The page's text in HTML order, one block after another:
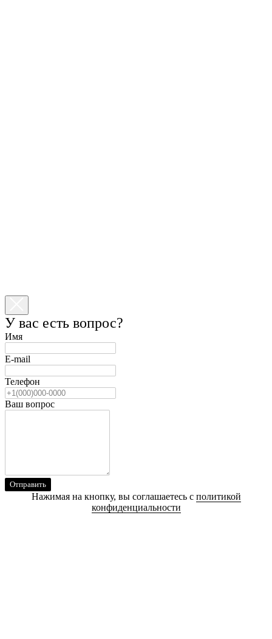
У вас есть вопрос?
Имя
E-mail
Телефон
Ваш вопрос
Отправить
Нажимая на кнопку, вы соглашаетесь с политикой
конфиденциальности